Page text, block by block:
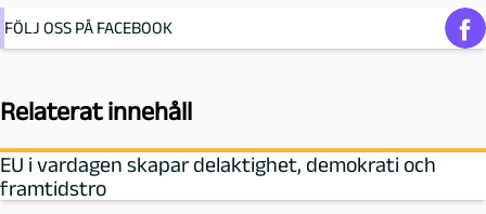
FÖLJ OSS PÅ FACEBOOK
Relaterat innehåll
EU i vardagen skapar delaktighet, demokrati och
framtidstro